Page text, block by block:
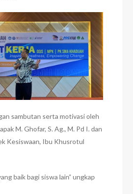
sambutan serta motivasi oleh
M. Ghofar, S. Ag., M. Pd I. dan
Kesiswaan, Ibu Khusrotul
baik bagi siswa lain” ungkap